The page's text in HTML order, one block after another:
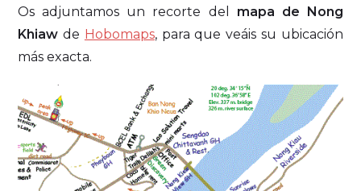
Os adjuntamos un recorte del mapa de Nong
Khiaw de Hobomaps, para que veáis su ubicación
más exacta.